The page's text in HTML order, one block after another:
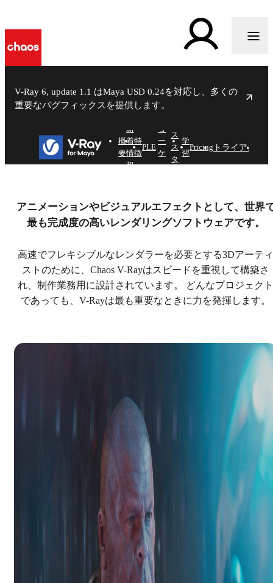
V-Ray 6, update 1.1 はMaya USD 0.24を対応し、多くの
重要なバグフィックスを提供します。
限界なきクリエイティビティ
無料で始める
購入する
概
要
新
着
情
報
特
徴
PLE
ョ
ー
ケ
ー
ス
ス
タ
学
習
Pricing トライアル
アニメーションやビジュアルエフェクトとして、世界
最も完成度の高いレンダリングソフトウェアです。
高速でフレキシブルなレンダラーを必要とする3Dアーティ
ストのために、Chaos V-Rayはスピードを重視して構築さ
れ、制作業務用に設計されています。 どんなプロジェクト
であっても、V-Rayは最も重要なときに力を発揮します。